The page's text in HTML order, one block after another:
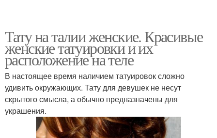
Тату на талии женские. Красивые
женские татуировки и их
расположение на теле
В настоящее время наличием татуировок сложно
удивить окружающих. Тату для девушек не несут
скрытого смысла, а обычно предназначены для
украшения.